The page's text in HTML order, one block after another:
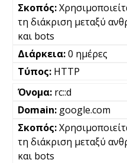
τη διάκριση μεταξύ
και bots
0 ημέρες
HTTP
rc::d
google.com
τη διάκριση μεταξύ
και bots